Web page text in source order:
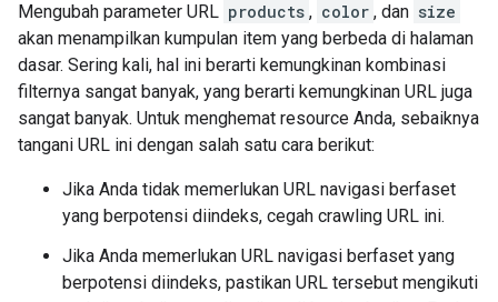
Mengubah parameter URL products , color , dan size
akan menampilkan kumpulan item yang berbeda di halaman
dasar. Sering kali, hal ini berarti kemungkinan kombinasi
filternya sangat banyak, yang berarti kemungkinan URL juga
sangat banyak. Untuk menghemat resource Anda, sebaiknya
tangani URL ini dengan salah satu cara berikut:
Jika Anda tidak memerlukan URL navigasi berfaset
yang berpotensi diindeks, cegah crawling URL ini.
Jika Anda memerlukan URL navigasi berfaset yang
berpotensi diindeks, pastikan URL tersebut mengikuti